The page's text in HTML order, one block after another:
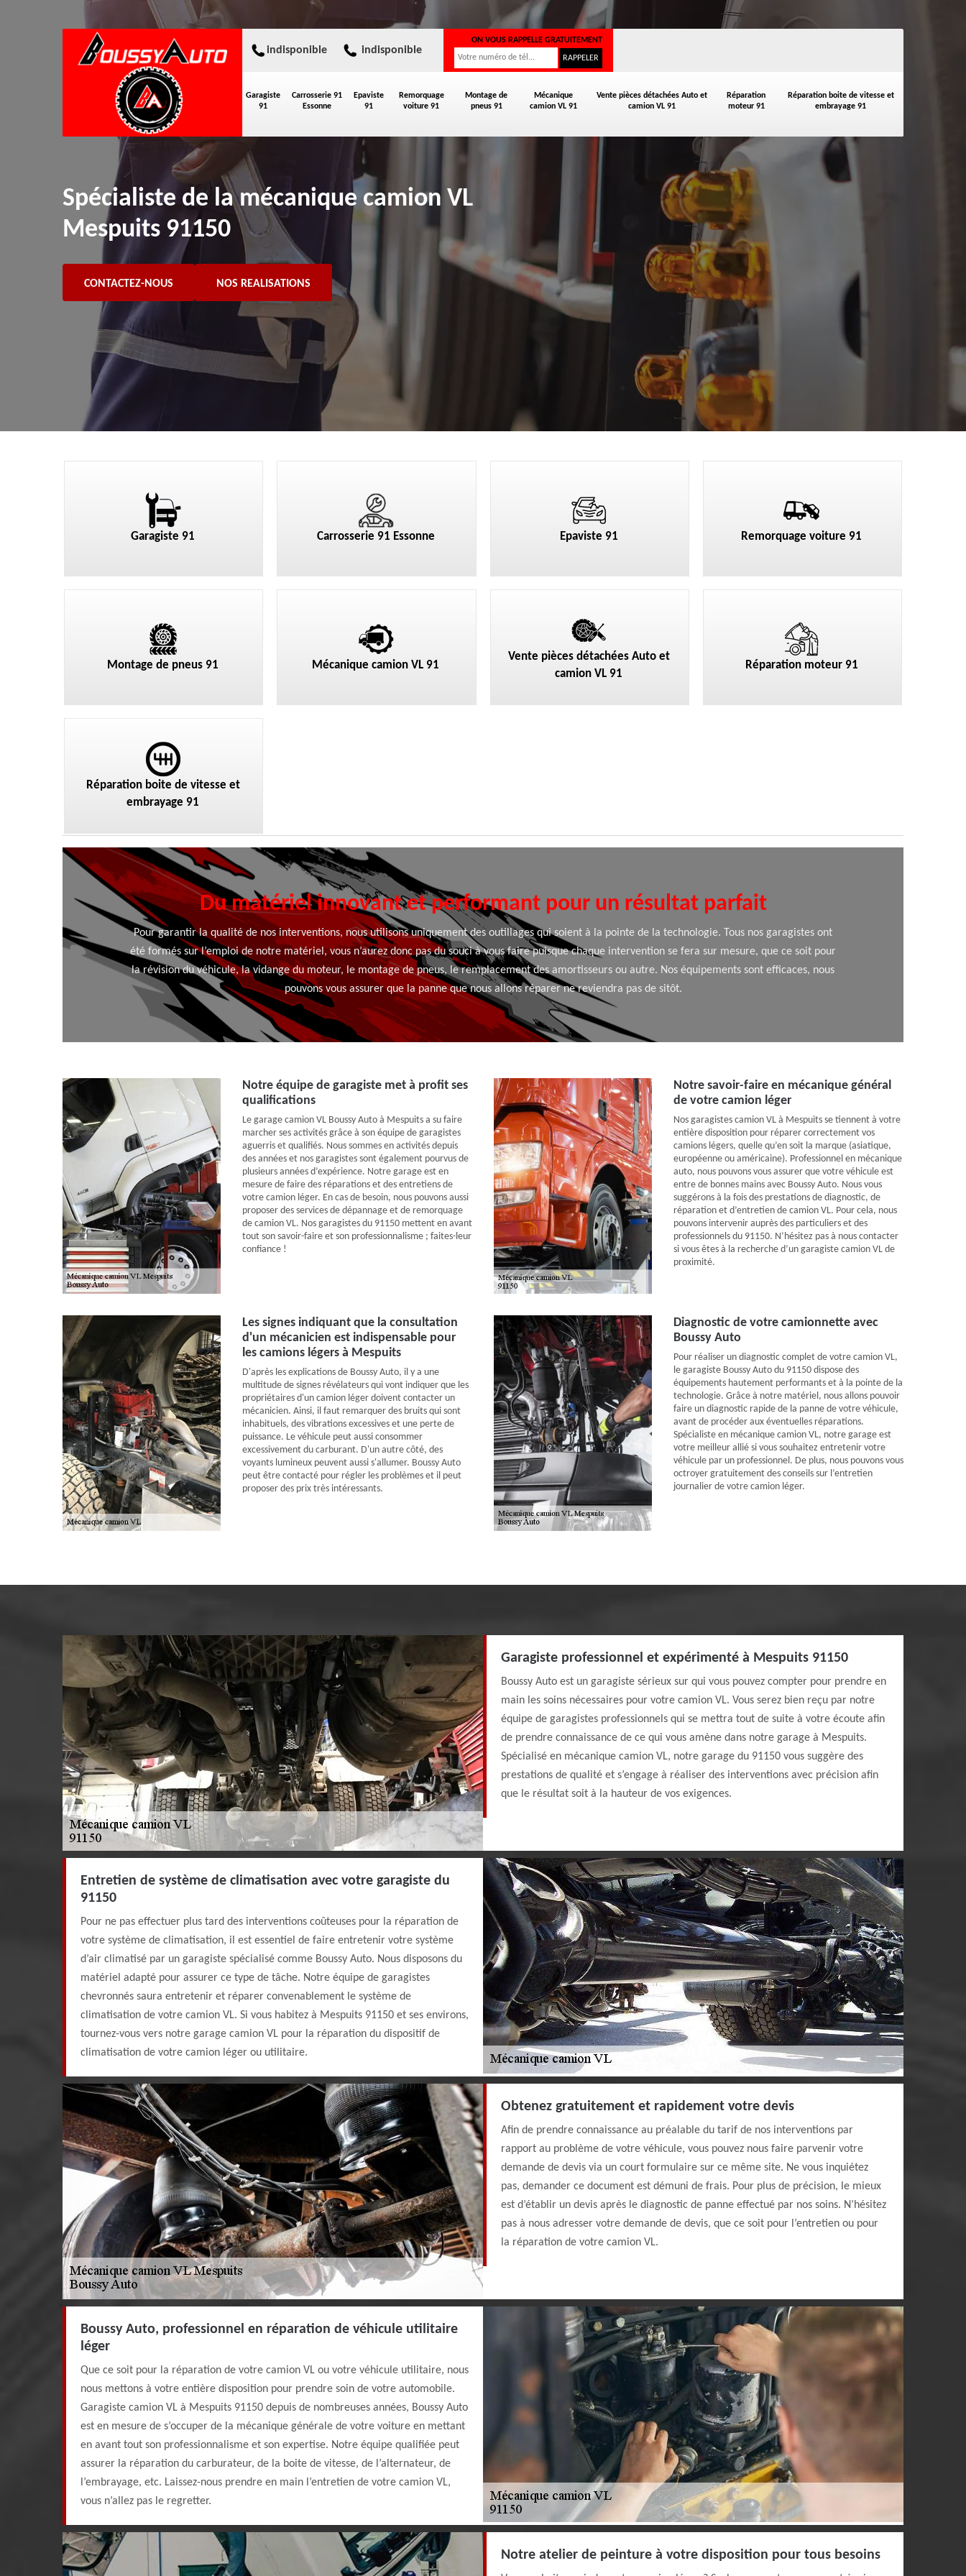
Garagiste
91
Carrosserie 91
Essonne
Epaviste
91
Remorquage
voiture 91
Montage de
pneus 91
Mécanique
camion VL 91
Vente pièces détachées Auto et
camion VL 91
Réparation
moteur 91
Réparation boite de vitesse et
embrayage 91
indisponible indisponible
ON VOUS RAPPELLE GRATUITEMENT
Spécialiste de la mécanique camion VL
Mespuits 91150
CONTACTEZ-NOUS NOS REALISATIONS
Garagiste 91 Carrosserie 91 Essonne Epaviste 91 Remorquage voiture 91
Montage de pneus 91 Mécanique camion VL 91
Vente pièces détachées Auto et
camion VL 91
Réparation moteur 91
Réparation boite de vitesse et
embrayage 91
Du matériel innovant et performant pour un résultat parfait
Pour garantir la qualité de nos interventions, nous utilisons uniquement des outillages qui soient à la pointe de la technologie. Tous nos garagistes ont
été formés sur l’emploi de notre matériel, vous n’aurez donc pas du souci à vous faire puisque chaque intervention se fera sur mesure, que ce soit pour
la révision du véhicule, la vidange du moteur, le montage de pneus, le remplacement des amortisseurs ou autre. Nos équipements sont efficaces, nous
pouvons vous assurer que la panne que nous allons réparer ne reviendra pas de sitôt.
Notre équipe de garagiste met à profit ses
qualifications
Le garage camion VL Boussy Auto à Mespuits a su faire
marcher ses activités grâce à son équipe de garagistes
aguerris et qualifiés. Nous sommes en activités depuis
des années et nos garagistes sont également pourvus de
plusieurs années d’expérience. Notre garage est en
mesure de faire des réparations et des entretiens de
votre camion léger. En cas de besoin, nous pouvons aussi
proposer des services de dépannage et de remorquage
de camion VL. Nos garagistes du 91150 mettent en avant
tout son savoir-faire et son professionnalisme ; faites-leur
confiance !
Notre savoir-faire en mécanique général
de votre camion léger
Nos garagistes camion VL à Mespuits se tiennent à votre
entière disposition pour réparer correctement vos
camions légers, quelle qu’en soit la marque (asiatique,
européenne ou américaine). Professionnel en mécanique
auto, nous pouvons vous assurer que votre véhicule est
entre de bonnes mains avec Boussy Auto. Nous vous
suggérons à la fois des prestations de diagnostic, de
réparation et d’entretien de camion VL. Pour cela, nous
pouvons intervenir auprès des particuliers et des
professionnels du 91150. N’hésitez pas à nous contacter
si vous êtes à la recherche d’un garagiste camion VL de
proximité.
Les signes indiquant que la consultation
d'un mécanicien est indispensable pour
les camions légers à Mespuits
D'après les explications de Boussy Auto, il y a une
multitude de signes révélateurs qui vont indiquer que les
propriétaires d'un camion léger doivent contacter un
mécanicien. Ainsi, il faut remarquer des bruits qui sont
inhabituels, des vibrations excessives et une perte de
puissance. Le véhicule peut aussi consommer
excessivement du carburant. D'un autre côté, des
voyants lumineux peuvent aussi s'allumer. Boussy Auto
peut être contacté pour régler les problèmes et il peut
proposer des prix très intéressants.
Diagnostic de votre camionnette avec
Boussy Auto
Pour réaliser un diagnostic complet de votre camion VL,
le garagiste Boussy Auto du 91150 dispose des
équipements hautement performants et à la pointe de la
technologie. Grâce à notre matériel, nous allons pouvoir
faire un diagnostic rapide de la panne de votre véhicule,
avant de procéder aux éventuelles réparations.
Spécialiste en mécanique camion VL, notre garage est
votre meilleur allié si vous souhaitez entretenir votre
véhicule par un professionnel. De plus, nous pouvons vous
octroyer gratuitement des conseils sur l’entretien
journalier de votre camion léger.
Garagiste professionnel et expérimenté à Mespuits 91150
Boussy Auto est un garagiste sérieux sur qui vous pouvez compter pour prendre en
main les soins nécessaires pour votre camion VL. Vous serez bien reçu par notre
équipe de garagistes professionnels qui se mettra tout de suite à votre écoute afin
de prendre connaissance de ce qui vous amène dans notre garage à Mespuits.
Spécialisé en mécanique camion VL, notre garage du 91150 vous suggère des
prestations de qualité et s’engage à réaliser des interventions avec précision afin
que le résultat soit à la hauteur de vos exigences.
Entretien de système de climatisation avec votre garagiste du
91150
Pour ne pas effectuer plus tard des interventions coûteuses pour la réparation de
votre système de climatisation, il est essentiel de faire entretenir votre système
d’air climatisé par un garagiste spécialisé comme Boussy Auto. Nous disposons du
matériel adapté pour assurer ce type de tâche. Notre équipe de garagistes
chevronnés saura entretenir et réparer convenablement le système de
climatisation de votre camion VL. Si vous habitez à Mespuits 91150 et ses environs,
tournez-vous vers notre garage camion VL pour la réparation du dispositif de
climatisation de votre camion léger ou utilitaire.
Obtenez gratuitement et rapidement votre devis
Afin de prendre connaissance au préalable du tarif de nos interventions par
rapport au problème de votre véhicule, vous pouvez nous faire parvenir votre
demande de devis via un court formulaire sur ce même site. Ne vous inquiétez
pas, demander ce document est démuni de frais. Pour plus de précision, le mieux
est d’établir un devis après le diagnostic de panne effectué par nos soins. N’hésitez
pas à nous adresser votre demande de devis, que ce soit pour l’entretien ou pour
la réparation de votre camion VL.
Boussy Auto, professionnel en réparation de véhicule utilitaire
léger
Que ce soit pour la réparation de votre camion VL ou votre véhicule utilitaire, nous
nous mettons à votre entière disposition pour prendre soin de votre automobile.
Garagiste camion VL à Mespuits 91150 depuis de nombreuses années, Boussy Auto
est en mesure de s’occuper de la mécanique générale de votre voiture en mettant
en avant tout son professionnalisme et son expertise. Notre équipe qualifiée peut
assurer la réparation du carburateur, de la boite de vitesse, de l’alternateur, de
l’embrayage, etc. Laissez-nous prendre en main l’entretien de votre camion VL,
vous n’allez pas le regretter.
Notre atelier de peinture à votre disposition pour tous besoins